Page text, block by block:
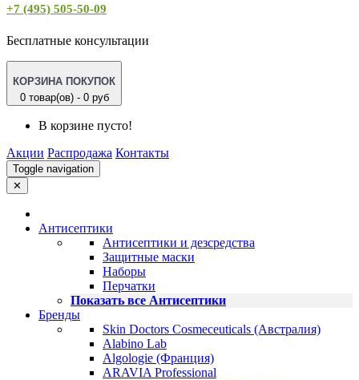
+7 (495) 505-50-09
Бесплатные консультации
КОРЗИНА ПОКУПОК
0 товар(ов) - 0 руб
В корзине пусто!
Акции Распродажа Контакты
Toggle navigation
✕
Антисептики
Антисептики и дезсредства
Защитные маски
Наборы
Перчатки
Показать все Антисептики
Бренды
Skin Doctors Cosmeceuticals (Австралия)
Alabino Lab
Algologie (Франция)
ARAVIA Professional